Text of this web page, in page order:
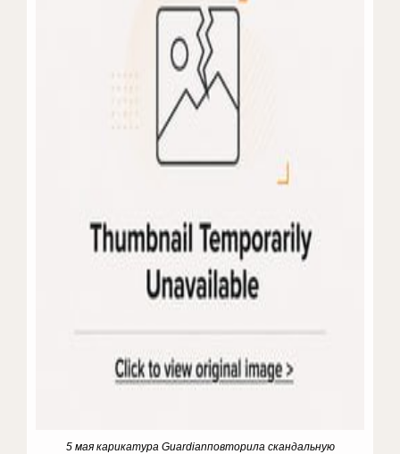
5 мая карикатура Guardianповторила скандальную